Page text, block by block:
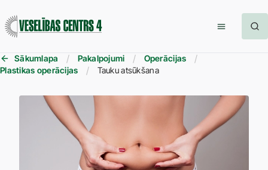
Sākumlapa Pakalpojumi
Operācijas
Plastikas operācijas
Tauku atsūkšana